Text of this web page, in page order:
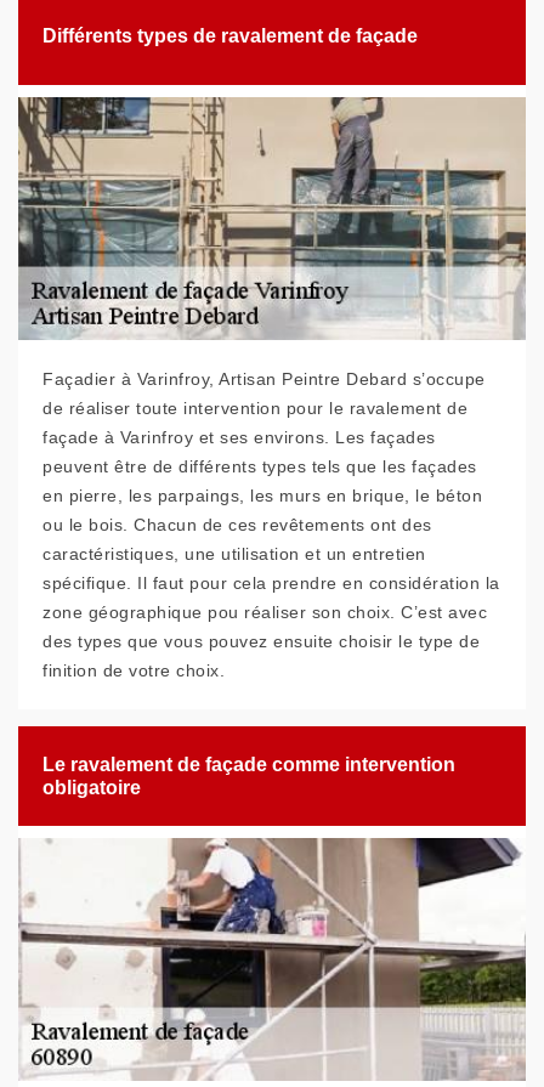
Différents types de ravalement de façade
Façadier à Varinfroy, Artisan Peintre Debard s’occupe
de réaliser toute intervention pour le ravalement de
façade à Varinfroy et ses environs. Les façades
peuvent être de différents types tels que les façades
en pierre, les parpaings, les murs en brique, le béton
ou le bois. Chacun de ces revêtements ont des
caractéristiques, une utilisation et un entretien
spécifique. Il faut pour cela prendre en considération la
zone géographique pou réaliser son choix. C’est avec
des types que vous pouvez ensuite choisir le type de
finition de votre choix.
Le ravalement de façade comme intervention
obligatoire